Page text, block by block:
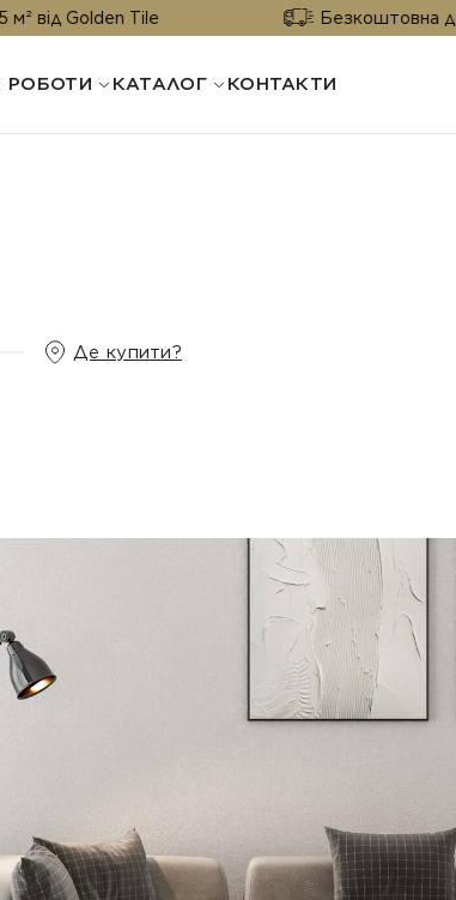
Tile Безкоштовна доставка
РОБОТИ КАТАЛОГ КОНТАКТИ
Де купити?